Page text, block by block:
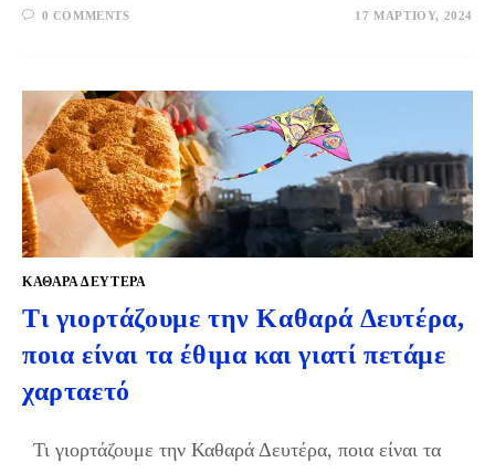
0 COMMENTS 17 ΜΑΡΤΊΟΥ, 2024
ΚΑΘΑΡΆ ΔΕΥΤΈΡΑ
Τι γιορτάζουμε την Καθαρά Δευτέρα,
ποια είναι τα έθιμα και γιατί πετάμε
χαρταετό
Τι γιορτάζουμε την Καθαρά Δευτέρα, ποια είναι τα